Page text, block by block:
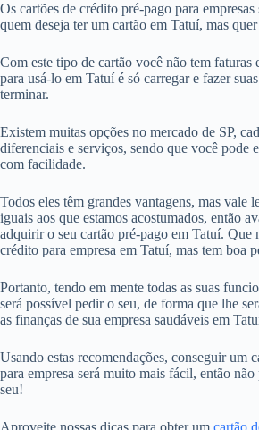
Os cartões de crédito pré-pago para empresas
quem deseja ter um cartão em Tatuí, mas
Com este tipo de cartão você não tem faturas
para usá-lo em Tatuí é só carregar e fazer
terminar.
Existem muitas opções no mercado de SP,
diferenciais e serviços, sendo que você pode
com facilidade.
Todos eles têm grandes vantagens, mas vale
iguais aos que estamos acostumados, então
adquirir o seu cartão pré-pago em Tatuí. Que
crédito para empresa em Tatuí, mas tem boa
Portanto, tendo em mente todas as suas
será possível pedir o seu, de forma que lhe
as finanças de sua empresa saudáveis em
Usando estas recomendações, conseguir um
para empresa será muito mais fácil, então
seu!